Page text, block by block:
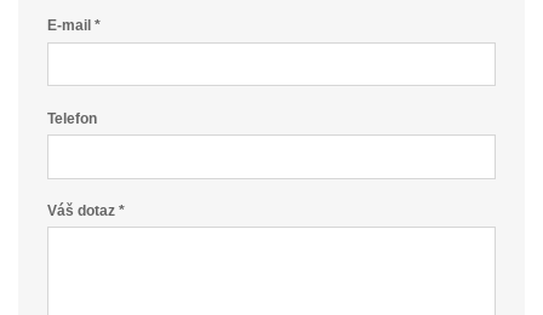
E-mail *
Telefon
Váš dotaz *